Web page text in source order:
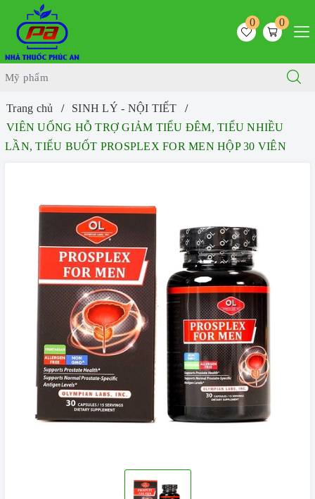
0
0
Trang chủ
SINH LÝ - NỘI TIẾT
VIÊN UỐNG HỖ TRỢ GIẢM TIỂU ĐÊM, TIỂU NHIỀU
LẦN, TIỂU BUỐT PROSPLEX FOR MEN HỘP 30 VIÊN